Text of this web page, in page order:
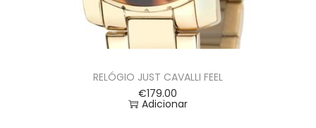
RELÓGIO JUST CAVALLI FEEL
€179.00
Adicionar